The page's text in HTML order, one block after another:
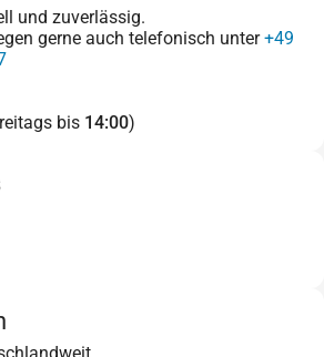
und zuverlässig.
gerne auch telefonisch unter+49
bis 14:00)